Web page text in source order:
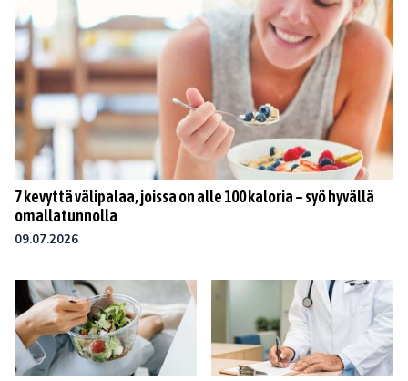
7 kevyttä välipalaa, joissa on alle 100 kaloria – syö hyvällä
omallatunnolla
09.07.2026